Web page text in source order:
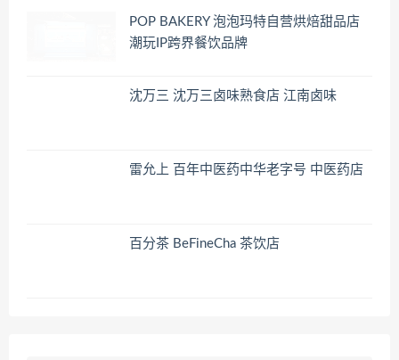
POP BAKERY 泡泡玛特自营烘焙甜品店
潮玩IP跨界餐饮品牌
沈万三 沈万三卤味熟食店 江南卤味
雷允上 百年中医药中华老字号 中医药店
百分茶 BeFineCha 茶饮店